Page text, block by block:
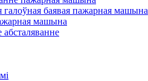
галоўная баявая пажарная машына
машына